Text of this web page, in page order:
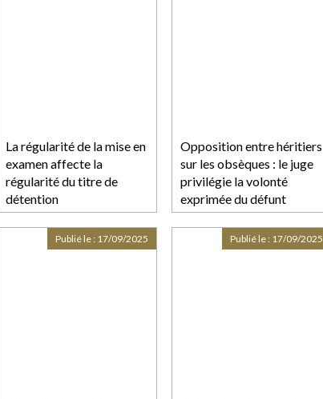
La régularité de la mise en
examen affecte la
régularité du titre de
détention
Opposition entre héritiers
sur les obsèques : le juge
privilégie la volonté
exprimée du défunt
Publié le : 17/09/2025 Publié le : 17/09/2025